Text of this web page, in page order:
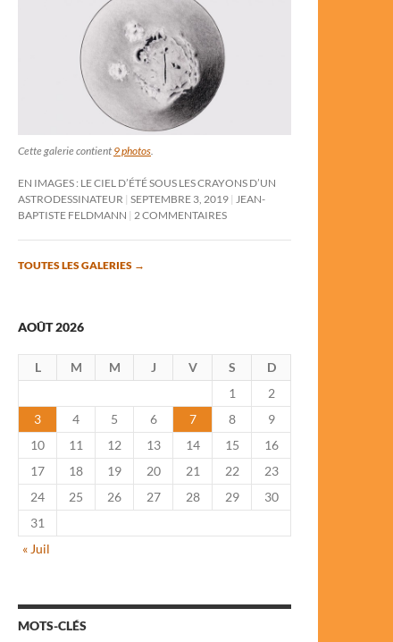
Cette galerie contient 9 photos
EN IMAGES : LE CIEL D’ÉTÉ SOUS LES CRAYONS D’UN
ASTRODESSINATEUR SEPTEMBRE 3, 2019
JEAN-
BAPTISTE FELDMANN
2 COMMENTAIRES
TOUTES LES GALERIES →
AOÛT 2026
L M M J V S
D
1
2
3
4 5 6 7 8
9
10
11 12 13 14 15
16
17
18 19 20 21 22
23
24
25 26 27 28 29
30
31
« Juil
MOTS-CLÉS